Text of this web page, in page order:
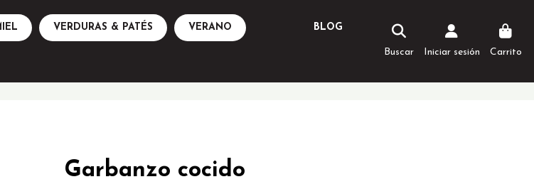
BLOG
VERDURAS & PATÉS VERANO
Buscar Iniciar sesión Carrito
Garbanzo cocido